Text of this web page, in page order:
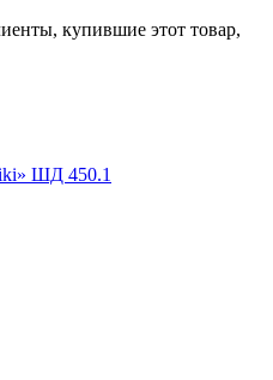
купившие этот товар,
ШД 450.1